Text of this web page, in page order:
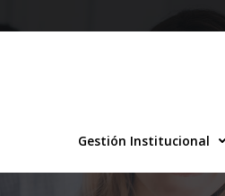
Gestión Institucional